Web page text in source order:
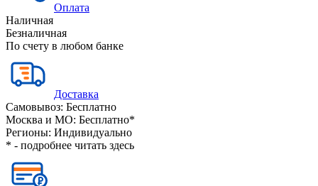
Оплата
Наличная
Безналичная
По счету в любом банке
Доставка
Самовывоз: Бесплатно
Москва и МО: Бесплатно*
Регионы: Индивидуально
* - подробнее читать здесь